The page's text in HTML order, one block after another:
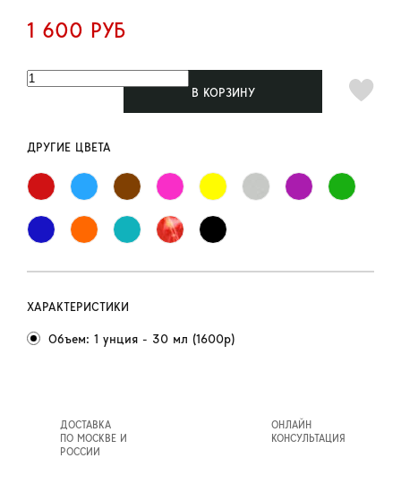
1 600 РУБ
В КОРЗИНУ
ДРУГИЕ ЦВЕТА
ХАРАКТЕРИСТИКИ
Объем: 1 унция - 30 мл (1600р)
ДОСТАВКА
ПО МОСКВЕ И
РОССИИ
ОНЛАЙН
КОНСУЛЬТАЦИЯ